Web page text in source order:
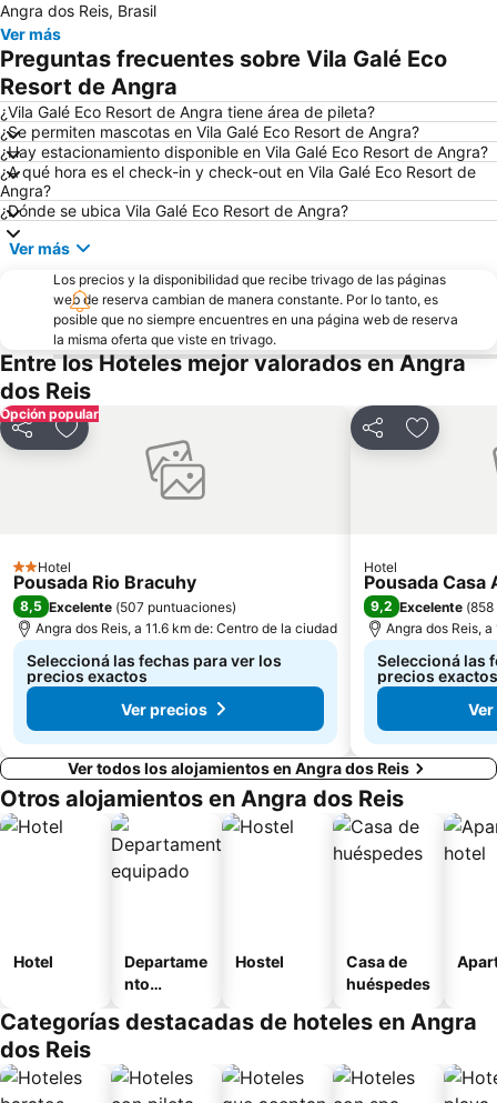
Angra dos Reis, Brasil
Ver más
Preguntas frecuentes sobre Vila Galé Eco
Resort de Angra
¿Vila Galé Eco Resort de Angra tiene área de pileta?
¿Se permiten mascotas en Vila Galé Eco Resort de Angra?
¿Hay estacionamiento disponible en Vila Galé Eco Resort de Angra?
¿A qué hora es el check-in y check-out en Vila Galé Eco Resort de
Angra?
¿Dónde se ubica Vila Galé Eco Resort de Angra?
Ver más
Los precios y la disponibilidad que recibe trivago de las páginas
web de reserva cambian de manera constante. Por lo tanto, es
posible que no siempre encuentres en una página web de reserva
la misma oferta que viste en trivago.
Entre los Hoteles mejor valorados en Angra
dos Reis
Opción popular
CompartirAñadir a favoritos
2 Estrellas
Hotel
Pousada Rio Bracuhy
8,5 Excelente (507 puntuaciones)
Angra dos Reis, a 11.6 km de: Centro de la ciudad
Seleccioná las fechas para ver los
precios exactos
Ver precios
CompartirAñadir a
Hotel
Pousada Casa
9,2 Excelente (858
Angra dos Reis,
Seleccioná las
precios exactos
Ver todos los alojamientos en Angra dos Reis
Otros alojamientos en Angra dos Reis
Hotel
Departame
nto
Hostel
Casa de
huéspedes
Categorías destacadas de hoteles en Angra
dos Reis